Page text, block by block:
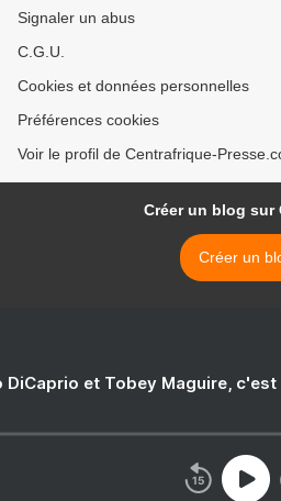
Signaler un abus
C.G.U.
Cookies et données personnelles
Préférences cookies
Voir le profil de Centrafrique-
Créer un blog sur
Créer un
DiCaprio et Tobey Maguire,